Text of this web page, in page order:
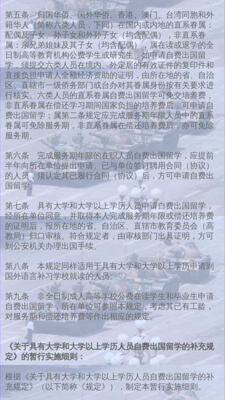
第五条 归国华侨、国外华侨、香港、澳门、台湾同胞和外
籍华人（简称六类人员，下同）在国内或内地的直系眷属：
配偶及子女、孙子女和外孙子女（均含配偶），非直系眷
属：亲兄弟姐妹及其子女（均含配偶），属在读或退学的全
日制高等教育机构公费学生或研究生，如申请自费出国留
学，须提交六类人员在境内、外定居的有效证件的复印件和
直接负担申请人全额经济资助的证明，由所在地的省、自治
区、直辖市一级侨务部门或台办对其眷属身份按有关要求进
行核实。六类人员的直系眷属自费出国留学可免交培养费，
非直系眷属在偿还学习期间国家负担的培养费后，可申请自
费出国留学；属第二条规定应完成服务期年限人员中的直系
眷属可免除服务期，非直系眷属在偿还培养费后，亦可免除
服务期。
第六条 完成服务期年限的在职人员自费出国留学，应提前
半年向所在单位提出申请。已与单位签订聘用合同（协议）
的人员，须认定其已履行合同（协议）后，方可申请自费出
国留学。
第七条 具有大学和大学以上学历人员申请自费出国留学，
经所在单位同意，并取得本人完成服务期年限或偿还培养费
的证明后，报所在地的省、自治区、直辖市教育委员会（高
教局）归口审核。符合规定者，由审核部门出具证明，方可
到公安机关办理出国手续。
第八条 本规定同样适用于具有大学和大学以上学历申请到
国外语言补习学校就读的人员。
第九条 非全日制成人高等学校公费在读学生和毕业生申请
自费出国留学，所在单位可参照本规定，考虑其已有工龄，
对服务期和偿还培养费等作出相应的规定。
《关于具有大学和大学以上学历人员自费出国留学的补充规
定》的暂行实施细则：
根据《关于具有大学和大学以上学历人员自费出国留学的补
充规定》（以下简称《规定》），制定本暂行实施细则。